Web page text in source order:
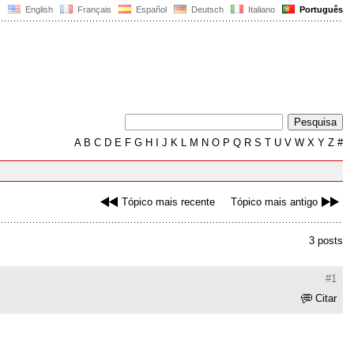
English Français Español Deutsch Italiano Português
AB C D E F G H J K L M N O P Q R S T U V W X Y Z #
Tópico mais recente Tópico mais antigo
3 posts
#1
Citar